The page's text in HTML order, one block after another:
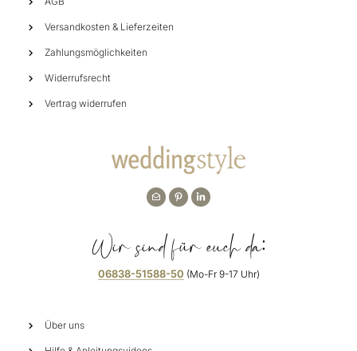
Versandkosten & Lieferzeiten
Zahlungsmöglichkeiten
Widerrufsrecht
Vertrag widerrufen
Wir sind für euch da:
06838-51588-50 (Mo-Fr 9-17 Uhr)
Über uns